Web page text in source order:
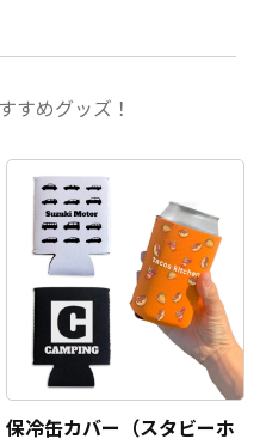
すめグッズ！
保冷缶カバー（スタビーホ